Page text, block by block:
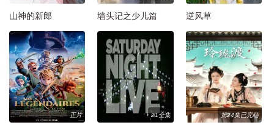
山神的新郎 墙头记之少儿篇 逆风草
正片 21全集 第24集已完结